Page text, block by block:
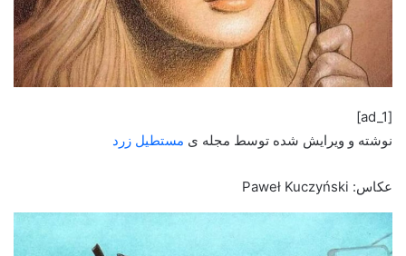
[ad_1]
نوشته و ویرایش شده توسط مجله ی مستطیل زرد
عکاس: Paweł Kuczyński